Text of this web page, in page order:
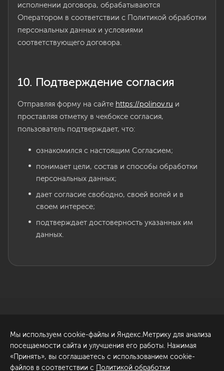
исполнении договора, обрабатываются
Оператором в соответствии с Политикой обработки
персональных данных и условиями
соответствующего договора.
10. Подтверждение согласия
Отправляя форму на сайте https://polinov.ru и
проставляя отметку в чекбоксе согласия,
пользователь подтверждает, что:
ознакомился с настоящим Согласием;
понимает цели, состав и способы обработки
персональных данных;
дает согласие свободно, своей волей и в
своем интересе;
подтверждает достоверность указанных им
данных.
Обсудить проект
ул. Академика Павлова, 6
к1
+7 (812) 200-95-55
Мы используем cookie-файлы и Яндекс.Метрику для анализа
посещаемости сайта и улучшения его работы. Нажимая
«Принять», вы соглашаетесь с использованием cookie-
файлов в соответствии с Политикой обработки